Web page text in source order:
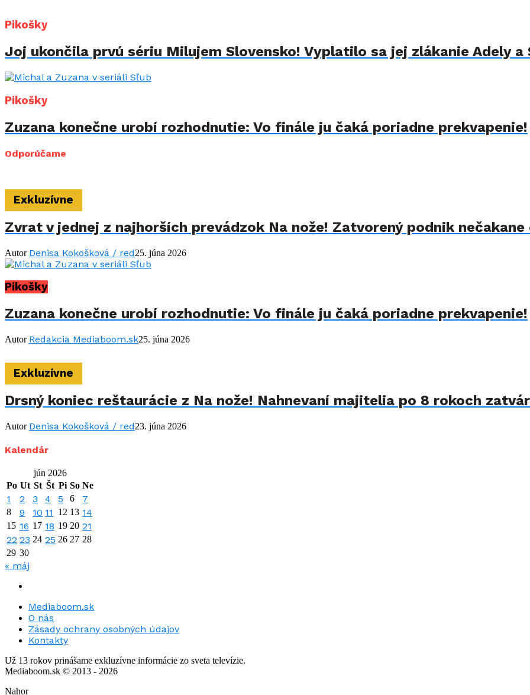
Pikošky
Joj ukončila prvú sériu Milujem Slovensko! Vyplatilo sa jej zlákanie Adely a
Pikošky
Zuzana konečne urobí rozhodnutie: Vo finále ju čaká poriadne prekvapenie!
Odporúčame
Exkluzívne
Zvrat v jednej z najhorších prevádzok Na nože! Zatvorený podnik
Autor Denisa Kokošková / red25. júna 2026
Pikošky
Zuzana konečne urobí rozhodnutie: Vo finále ju čaká poriadne prekvapenie!
Autor Redakcia Mediaboom.sk25. júna 2026
Exkluzívne
Drsný koniec reštaurácie z Na nože! Nahnevaní majitelia po 8 rokoch
Autor Denisa Kokošková / red23. júna 2026
Kalendár
jún 2026
Po Ut St Št Pi So Ne
1 2 3 4 5 6 7
8 9 10 11 12 13 14
15 16 17 18 19 20 21
22 23 24 25 26 27 28
29 30
« máj
Mediaboom.sk
O nás
Zásady ochrany osobných údajov
Kontakty
Už 13 rokov prinášame exkluzívne informácie zo sveta televízie.
Mediaboom.sk © 2013 - 2026
Nahor